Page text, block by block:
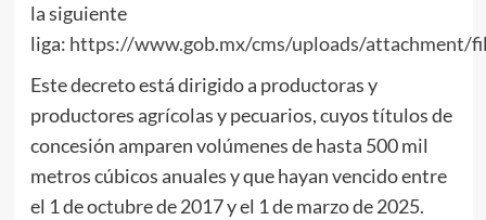
la siguiente
liga: https://www.gob.mx/cms/uploads/attachment/
Este decreto está dirigido a productoras y
productores agrícolas y pecuarios, cuyos títulos de
concesión amparen volúmenes de hasta 500 mil
metros cúbicos anuales y que hayan vencido entre
el 1 de octubre de 2017 y el 1 de marzo de 2025.